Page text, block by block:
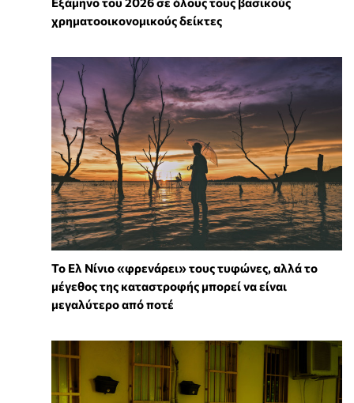
χρηματοοικονομικούς δείκτες
Το Ελ Νίνιο «φρενάρει» τους τυφώνες, αλλά το
μέγεθος της καταστροφής μπορεί να είναι
μεγαλύτερο από ποτέ